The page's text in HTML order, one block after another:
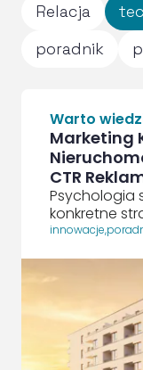
Relacja
poradnik
Warto
Marketing
CTR
Psychologia
konkretne
innowacje,